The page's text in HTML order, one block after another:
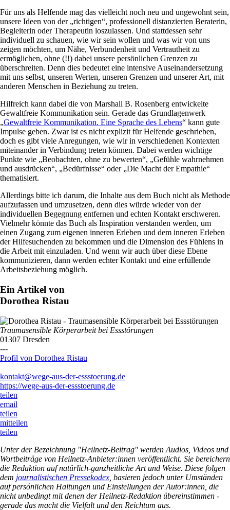
Für uns als Helfende mag das vielleicht noch neu und ungewohnt sein,
unsere Ideen von der „richtigen“, professionell distanzierten Beraterin,
Begleiterin oder Therapeutin loszulassen. Und stattdessen sehr
individuell zu schauen, wie wir sein wollen und was wir von uns
zeigen möchten, um Nähe, Verbundenheit und Vertrautheit zu
ermöglichen, ohne (!!) dabei unsere persönlichen Grenzen zu
überschreiten. Denn dies bedeutet eine intensive Auseinandersetzung
mit uns selbst, unseren Werten, unseren Grenzen und unserer Art, mit
anderen Menschen in Beziehung zu treten.
Hilfreich kann dabei die von Marshall B. Rosenberg entwickelte
Gewaltfreie Kommunikation sein. Gerade das Grundlagenwerk
„Gewaltfreie Kommunikation. Eine Sprache des Lebens“ kann gute
Impulse geben. Zwar ist es nicht explizit für Helfende geschrieben,
doch es gibt viele Anregungen, wie wir in verschiedenen Kontexten
miteinander in Verbindung treten können. Dabei werden wichtige
Punkte wie „Beobachten, ohne zu bewerten“, „Gefühle wahrnehmen
und ausdrücken“, „Bedürfnisse“ oder „Die Macht der Empathie“
thematisiert.
Allerdings bitte ich darum, die Inhalte aus dem Buch nicht als Methode
aufzufassen und umzusetzen, denn dies würde wieder von der
individuellen Begegnung entfernen und echten Kontakt erschweren.
Vielmehr könnte das Buch als Inspiration verstanden werden, um
einen Zugang zum eigenen inneren Erleben und dem inneren Erleben
der Hilfesuchenden zu bekommen und die Dimension des Fühlens in
die Arbeit mit einzuladen. Und wenn wir auch über diese Ebene
kommunizieren, dann werden echter Kontakt und eine erfüllende
Arbeitsbeziehung möglich.
Ein Artikel von
Dorothea Ristau
Traumasensible Körperarbeit bei Essstörungen
01307 Dresden
---
Profil von Dorothea Ristau
kontakt@wege-aus-der-essstoerung.de
https://wege-aus-der-essstoerung.de
teilen
email
teilen
mitteilen
teilen
Unter der Bezeichnung "Heilnetz-Beitrag" werden Audios, Videos und
Wortbeiträge von Heilnetz-Anbieter:innen veröffentlicht. Sie bereichern
die Redaktion auf natürlich-ganzheitliche Art und Weise. Diese folgen
dem journalistischen Pressekodex , basieren jedoch unter Umständen
auf persönlichen Haltungen und Einstellungen der Autor:innen, die
nicht unbedingt mit denen der Heilnetz-Redaktion übereinstimmen -
gerade das macht die Vielfalt und den Reichtum aus.